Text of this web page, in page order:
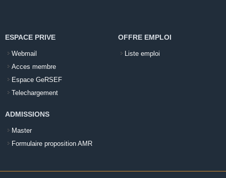
ESPACE PRIVE
Webmail
Acces membre
Espace GeRSEF
Telechargement
OFFRE EMPLOI
Liste emploi
ADMISSIONS
Master
Formulaire proposition AMR